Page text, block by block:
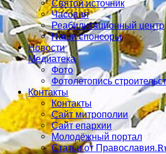
Святой источник
Часовня
Реабилитационный центр
Наши спонсоры
Новости
Медиатека
Фото
Фотолетопись
Контакты
Контакты
Сайт митрополии
Сайт епархии
Молодёжный портал
Статьи от